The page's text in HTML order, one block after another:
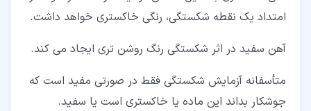
امتداد یک نقطه شکستگی، رنگی خاکستری خواهد داشت.
آهن سفید در اثر شکستگی رنگ روشن تری ایجاد می کند.
متأسفانه آزمایش شکستگی فقط در صورتی مفید است که
جوشکار بداند این ماده یا خاکستری است یا سفید.